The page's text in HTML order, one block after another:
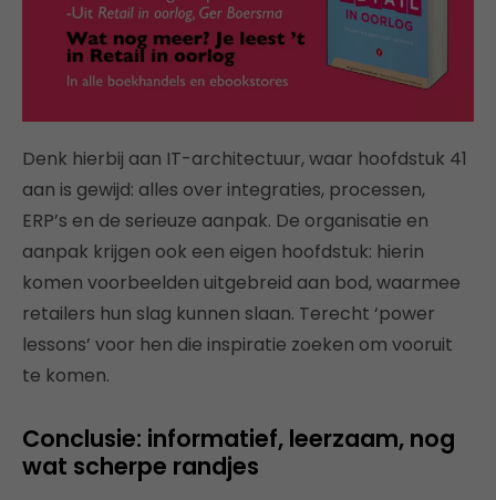
Denk hierbij aan IT-architectuur, waar hoofdstuk 41
aan is gewijd: alles over integraties, processen,
ERP’s en de serieuze aanpak. De organisatie en
aanpak krijgen ook een eigen hoofdstuk: hierin
komen voorbeelden uitgebreid aan bod, waarmee
retailers hun slag kunnen slaan. Terecht ‘power
lessons’ voor hen die inspiratie zoeken om vooruit
te komen.
Conclusie: informatief, leerzaam, nog
wat scherpe randjes